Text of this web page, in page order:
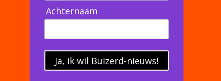
Achternaam
Ja, ik wil Buizerd-nieuws!